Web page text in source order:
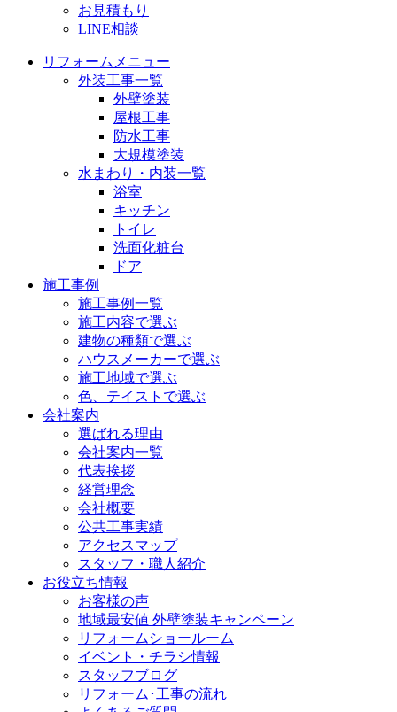
お見積もり
LINE相談
リフォームメニュー
外装工事一覧
外壁塗装
屋根工事
防水工事
大規模塗装
水まわり・内装一覧
浴室
キッチン
トイレ
洗面化粧台
ドア
施工事例
施工事例一覧
施工内容で選ぶ
建物の種類で選ぶ
ハウスメーカーで選ぶ
施工地域で選ぶ
色、テイストで選ぶ
会社案内
選ばれる理由
会社案内一覧
代表挨拶
経営理念
会社概要
公共工事実績
アクセスマップ
スタッフ・職人紹介
お役立ち情報
お客様の声
地域最安値 外壁塗装キャンペーン
リフォームショールーム
イベント・チラシ情報
スタッフブログ
リフォーム･工事の流れ